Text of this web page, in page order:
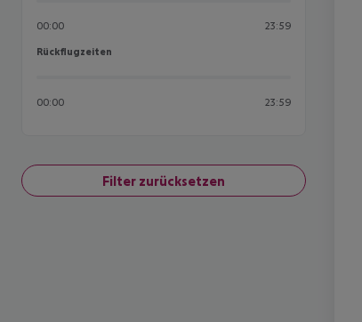
00:00 23:59
Rückflugzeiten
Rückflugzeiten
00:00 23:59
Filter zurücksetzen